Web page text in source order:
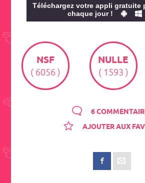
Téléchargez votre appli gratuite
chaque jour !
NSF
( 6056 )
NULLE
( 1593 )
6
AJOUTER AUX